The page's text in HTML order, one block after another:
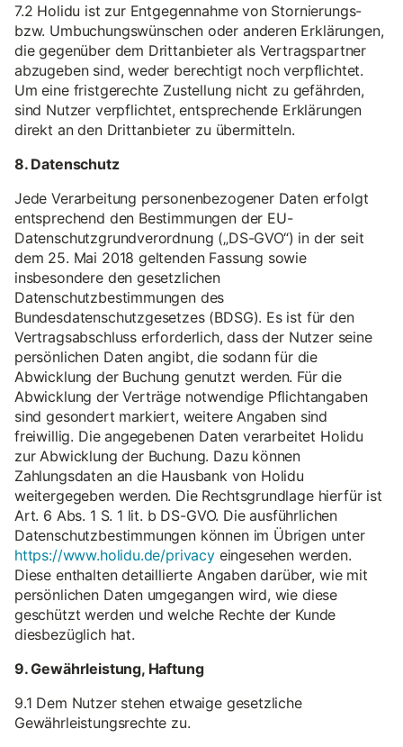
7.2 Holidu ist zur Entgegennahme von Stornierungs-
bzw. Umbuchungswünschen oder anderen Erklärungen,
die gegenüber dem Drittanbieter als Vertragspartner
abzugeben sind, weder berechtigt noch verpflichtet.
Um eine fristgerechte Zustellung nicht zu gefährden,
sind Nutzer verpflichtet, entsprechende Erklärungen
direkt an den Drittanbieter zu übermitteln.
8. Datenschutz
Jede Verarbeitung personenbezogener Daten erfolgt
entsprechend den Bestimmungen der EU-
Datenschutzgrundverordnung („DS-GVO“) in der seit
dem 25. Mai 2018 geltenden Fassung sowie
insbesondere den gesetzlichen
Datenschutzbestimmungen des
Bundesdatenschutzgesetzes (BDSG). Es ist für den
Vertragsabschluss erforderlich, dass der Nutzer seine
persönlichen Daten angibt, die sodann für die
Abwicklung der Buchung genutzt werden. Für die
Abwicklung der Verträge notwendige Pflichtangaben
sind gesondert markiert, weitere Angaben sind
freiwillig. Die angegebenen Daten verarbeitet Holidu
zur Abwicklung der Buchung. Dazu können
Zahlungsdaten an die Hausbank von Holidu
weitergegeben werden. Die Rechtsgrundlage hierfür ist
Art. 6 Abs. 1 S. 1 lit. b DS-GVO. Die ausführlichen
Datenschutzbestimmungen können im Übrigen unter
https://www.holidu.de/privacyeingesehen werden.
Diese enthalten detaillierte Angaben darüber, wie mit
persönlichen Daten umgegangen wird, wie diese
geschützt werden und welche Rechte der Kunde
diesbezüglich hat.
9. Gewährleistung, Haftung
9.1 Dem Nutzer stehen etwaige gesetzliche
Gewährleistungsrechte zu.